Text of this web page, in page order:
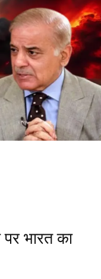
पर भारत का